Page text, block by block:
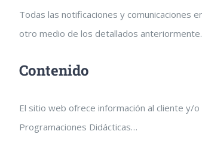
Todas las notificaciones y comunicaciones
otro medio de los detallados anteriormente.
Contenido
El sitio web ofrece información al cliente y/
Programaciones Didácticas…